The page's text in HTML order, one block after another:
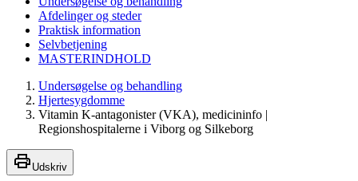
Afdelinger og steder
Praktisk information
Selvbetjening
MASTERINDHOLD
Undersøgelse og behandling
Hjertesygdomme
Vitamin K-antagonister (VKA), medicininfo |
Regionshospitalerne i Viborg og Silkeborg
Udskriv